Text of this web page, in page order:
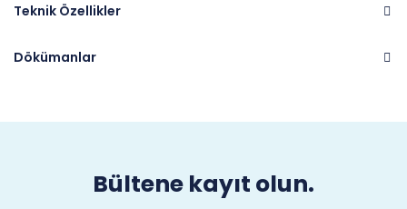
Teknik Özellikler
Dökümanlar
Bültene kayıt olun.